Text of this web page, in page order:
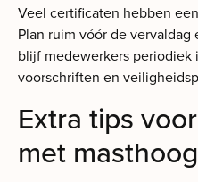
Veel certificaten hebben
Plan ruim vóór de
blijf medewerkers periodiek
voorschriften en
Extra tips
met